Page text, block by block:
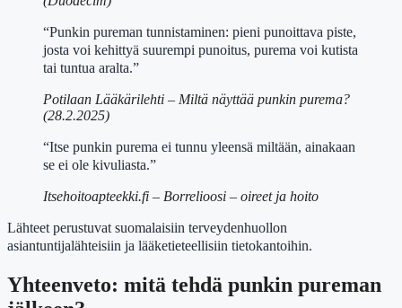
“Punkin pureman tunnistaminen: pieni punoittava piste,
josta voi kehittyä suurempi punoitus, purema voi kutista
tai tuntua aralta.”
Potilaan Lääkärilehti – Miltä näyttää punkin purema?
(28.2.2025)
“Itse punkin purema ei tunnu yleensä miltään, ainakaan
se ei ole kivuliasta.”
Itsehoitoapteekki.fi – Borrelioosi – oireet ja hoito
Lähteet perustuvat suomalaisiin terveydenhuollon
asiantuntijalähteisiin ja lääketieteellisiin tietokantoihin.
Yhteenveto: mitä tehdä punkin pureman